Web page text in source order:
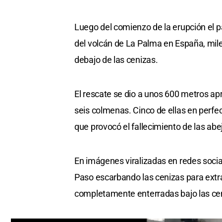
Luego del comienzo de la erupción el
del volcán de La Palma en España,
debajo de las cenizas.
El rescate se dio a unos 600 metros
seis colmenas. Cinco de ellas en
que provocó el fallecimiento de las
En imágenes viralizadas en redes
Paso escarbando las cenizas para
completamente enterradas bajo las